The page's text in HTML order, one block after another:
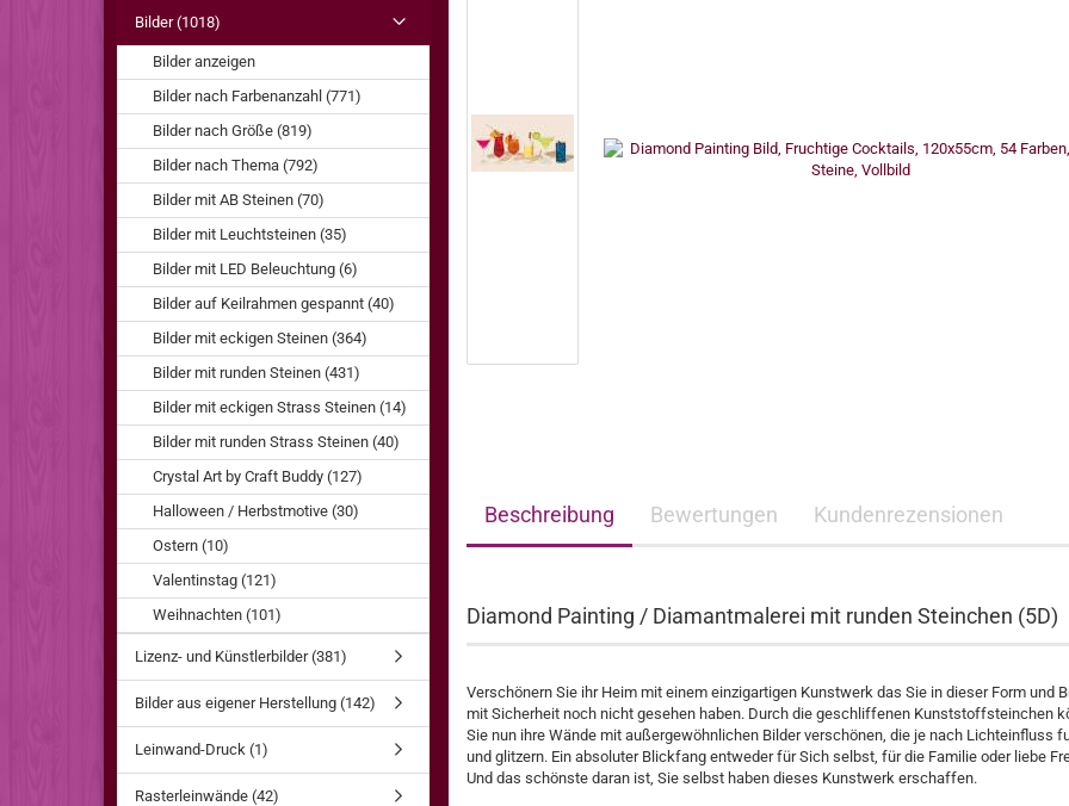
Beschreibung Bewertungen Kundenrezensionen
Diamond Painting / Diamantmalerei mit runden Steinchen (5D)
Verschönern Sie ihr Heim mit einem einzigartigen Kunstwerk das Sie in dieser Form und
mit Sicherheit noch nicht gesehen haben. Durch die geschliffenen Kunststoffsteinchen
Sie nun ihre Wände mit außergewöhnlichen Bilder verschönen, die je nach Lichteinfluss
und glitzern. Ein absoluter Blickfang entweder für Sich selbst, für die Familie oder liebe
Und das schönste daran ist, Sie selbst haben dieses Kunstwerk erschaffen.
Bilder (1018)
Bilder anzeigen
Bilder nach Farbenanzahl (771)
Bilder nach Größe (819)
Bilder nach Thema (792)
Bilder mit AB Steinen (70)
Bilder mit Leuchtsteinen (35)
Bilder mit LED Beleuchtung (6)
Bilder auf Keilrahmen gespannt (40)
Bilder mit eckigen Steinen (364)
Bilder mit runden Steinen (431)
Bilder mit eckigen Strass Steinen (14)
Bilder mit runden Strass Steinen (40)
Crystal Art by Craft Buddy (127)
Halloween / Herbstmotive (30)
Ostern (10)
Valentinstag (121)
Weihnachten (101)
Lizenz- und Künstlerbilder (381)
Bilder aus eigener Herstellung (142)
Leinwand-Druck (1)
Rasterleinwände (42)